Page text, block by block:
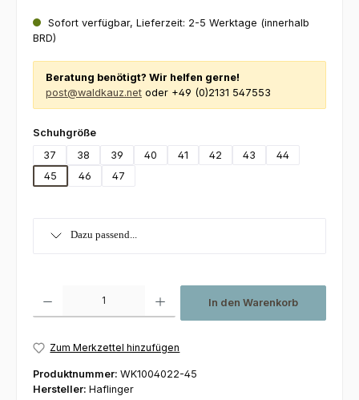
Sofort verfügbar, Lieferzeit: 2-5 Werktage (innerhalb
BRD)
Beratung benötigt? Wir helfen gerne!
post@waldkauz.net oder +49 (0)2131 547553
Schuhgrößeauswählen
37
38 39 40 41 42 43
44
45
46 47
Dazu passend...
In den Warenkorb
Zum Merkzettel hinzufügen
Produktnummer: WK1004022-45
Hersteller: Haflinger